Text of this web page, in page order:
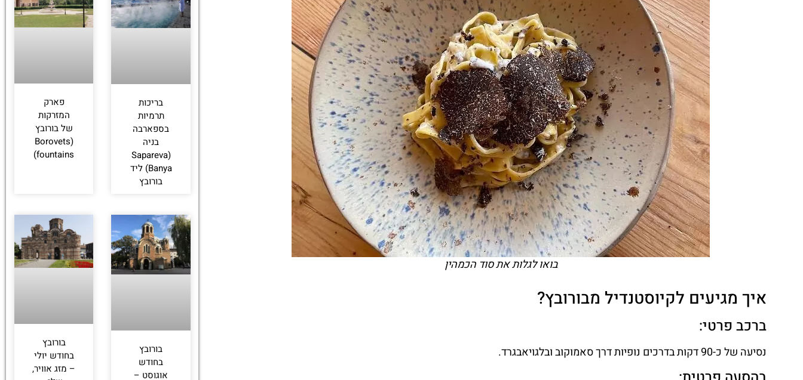
בואו לגלות את סוד הכמהין
איך מגיעים לקיוסטנדיל מבורובץ?
ברכב פרטי:
נסיעה של כ-90 דקות בדרכים נופיות דרך סאמוקוב ובלגויאבגרד.
בריכות
תרמיות
בספארבה
בניה
(Sapareva
Banya) ליד
בורובץ
פארק
המזרקות
של בורובץ
(Borovets
fountains)
בורובץ
בחודש
אוגוסט –
בורובץ
בחודש יולי
– מזג אוויר,